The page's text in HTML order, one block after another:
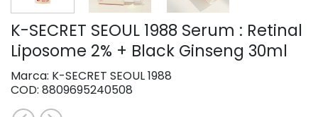
K-SECRET SEOUL 1988 Serum : Retinal
Liposome 2% + Black Ginseng 30ml
Marca: K-SECRET SEOUL 1988
COD: 8809695240508